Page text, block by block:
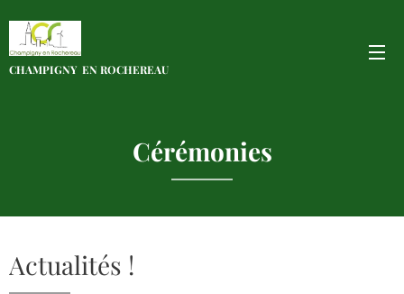
CHAMPIGNY EN ROCHEREAU
Cérémonies
Actualités !